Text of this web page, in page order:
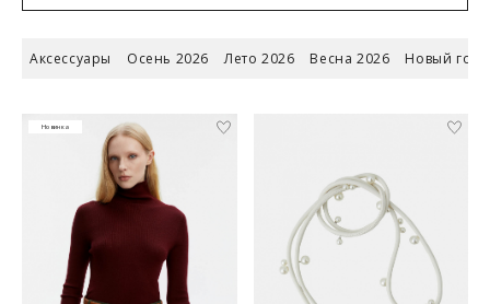
Аксессуары Осень 2026 Лето 2026 Весна 2026 Новый год
Новинка